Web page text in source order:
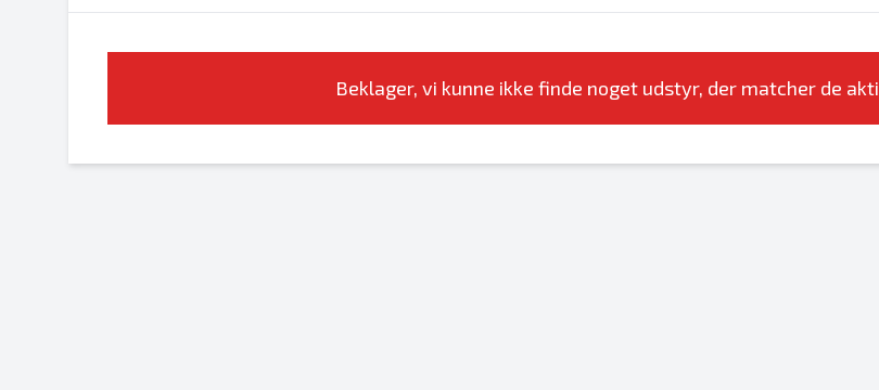
Beklager, vi kunne ikke finde noget udstyr, der matcher de